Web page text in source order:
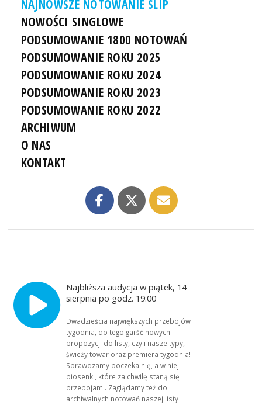
NAJNOWSZE NOTOWANIE SLIP
NOWOŚCI SINGLOWE
PODSUMOWANIE 1800 NOTOWAŃ
PODSUMOWANIE ROKU 2025
PODSUMOWANIE ROKU 2024
PODSUMOWANIE ROKU 2023
PODSUMOWANIE ROKU 2022
ARCHIWUM
O NAS
KONTAKT
Najbliższa audycja w piątek, 14
sierpnia po godz. 19:00
Dwadzieścia największych przebojów
tygodnia, do tego garść nowych
propozycji do listy, czyli nasze typy,
świeży towar oraz premiera tygodnia!
Sprawdzamy poczekalnię, a w niej
piosenki, które za chwilę staną się
przebojami. Zaglądamy też do
archiwalnych notowań naszej listy